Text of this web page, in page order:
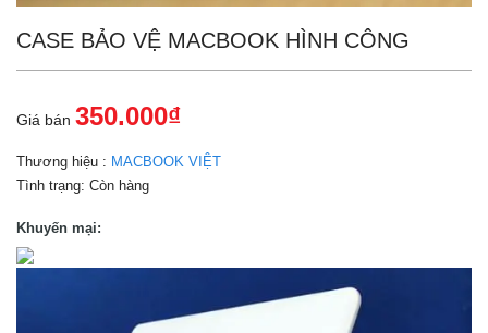
CASE BẢO VỆ MACBOOK HÌNH CÔNG
Giá bán 350.000₫
Thương hiệu : MACBOOK VIỆT
Tình trạng: Còn hàng
Khuyến mại: